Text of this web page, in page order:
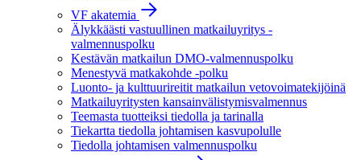
VF akatemia
Älykkäästi vastuullinen matkailuyritys -
valmennuspolku
Kestävän matkailun DMO-valmennuspolku
Menestyvä matkakohde -polku
Luonto- ja kulttuurireitit matkailun vetovoimatekijöinä
Matkailuyritysten kansainvälistymisvalmennus
Teemasta tuotteiksi tiedolla ja tarinalla
Tiekartta tiedolla johtamisen kasvupolulle
Tiedolla johtamisen valmennuspolku